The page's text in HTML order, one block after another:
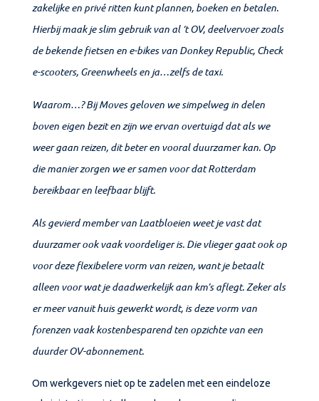
zakelijke en privé ritten kunt plannen, boeken en betalen.
Hierbij maak je slim gebruik van al ‘t OV, deelvervoer zoals
de bekende fietsen en e-bikes van Donkey Republic, Check
e-scooters, Greenwheels en ja…zelfs de taxi.
Waarom…? Bij Moves geloven we simpelweg in delen
boven eigen bezit en zijn we ervan overtuigd dat als we
weer gaan reizen, dit beter en vooral duurzamer kan. Op
die manier zorgen we er samen voor dat Rotterdam
bereikbaar en leefbaar blijft.
Als gevierd member van Laatbloeien weet je vast dat
duurzamer ook vaak voordeliger is. Die vlieger gaat ook op
voor deze flexibelere vorm van reizen, want je betaalt
alleen voor wat je daadwerkelijk aan km’s aflegt. Zeker als
er meer vanuit huis gewerkt wordt, is deze vorm van
forenzen vaak kostenbesparend ten opzichte van een
duurder OV-abonnement.
Om werkgevers niet op te zadelen met een eindeloze